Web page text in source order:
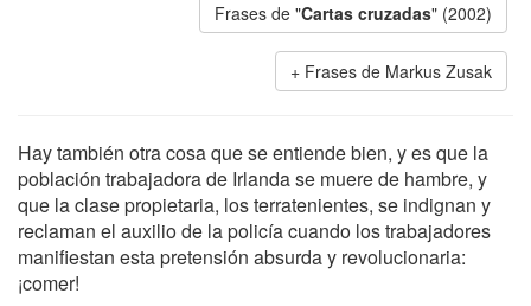
Frases de "Cartas cruzadas" (2002)
Frases de Markus Zusak
Hay también otra cosa que se entiende bien, y es que la
población trabajadora de Irlanda se muere de hambre, y
que la clase propietaria, los terratenientes, se indignan y
reclaman el auxilio de la policía cuando los trabajadores
manifiestan esta pretensión absurda y revolucionaria:
¡comer!